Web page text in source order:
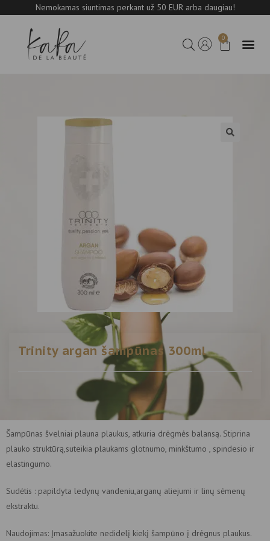
Nemokamas siuntimas perkant už 50 EUR arba daugiau!
0
Trinity argan šampūnas 300ml
Šampūnas švelniai plauna plaukus, atkuria drėgmės balansą. Stiprina
plauko struktūrą,suteikia plaukams glotnumo, minkštumo , spindesio ir
elastingumo.
Sudėtis : papildyta ledynų vandeniu,arganų aliejumi ir linų sėmenų
ekstraktu.
Naudojimas: Įmasažuokite nedidelį kiekį šampūno į drėgnus plaukus.